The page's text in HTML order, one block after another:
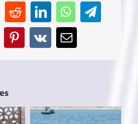
RedditLinkedInWhatsAppTelegram
Pinterest
Vk Email